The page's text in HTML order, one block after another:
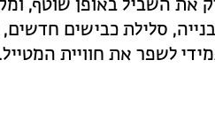
את השביל באופן שוטף,
סלילת כבישים חדשים,
לשפר את חוויית המטייל.